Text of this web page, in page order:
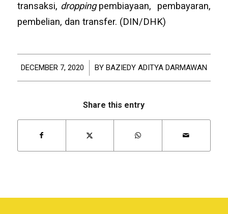
transaksi, droppingpembiayaan, pembayaran,
pembelian, dan transfer. (DIN/DHK)
DECEMBER 7, 2020
/ BY BAZIEDY ADITYA DARMAWAN
Share this entry